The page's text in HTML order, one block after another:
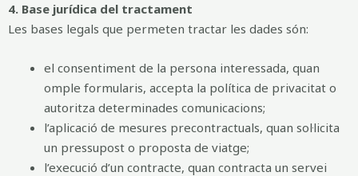
4. Base jurídica del tractament
Les bases legals que permeten tractar les dades són:
el consentiment de la persona interessada, quan
omple formularis, accepta la política de privacitat o
autoritza determinades comunicacions;
l’aplicació de mesures precontractuals, quan sol·licita
un pressupost o proposta de viatge;
l’execució d’un contracte, quan contracta un servei